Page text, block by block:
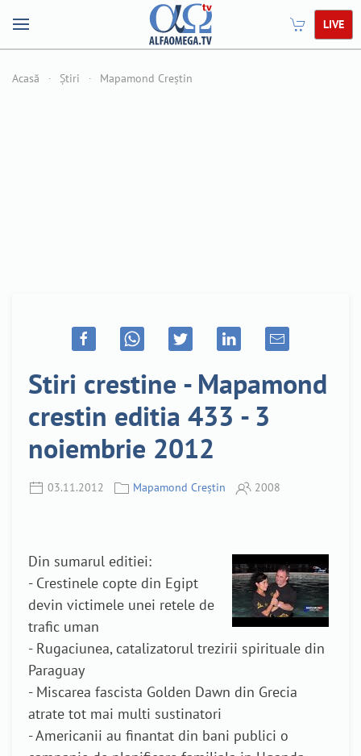
LIVE
Acasă Știri Mapamond Creștin
Stiri crestine - Mapamond
crestin editia 433 - 3
noiembrie 2012
03.11.2012 Mapamond Creștin 2008
Din sumarul editiei:
- Crestinele copte din Egipt
devin victimele unei retele de
trafic uman
- Rugaciunea, catalizatorul trezirii spirituale din
Paraguay
- Miscarea fascista Golden Dawn din Grecia
atrate tot mai multi sustinatori
- Americanii au finantat din bani publici o